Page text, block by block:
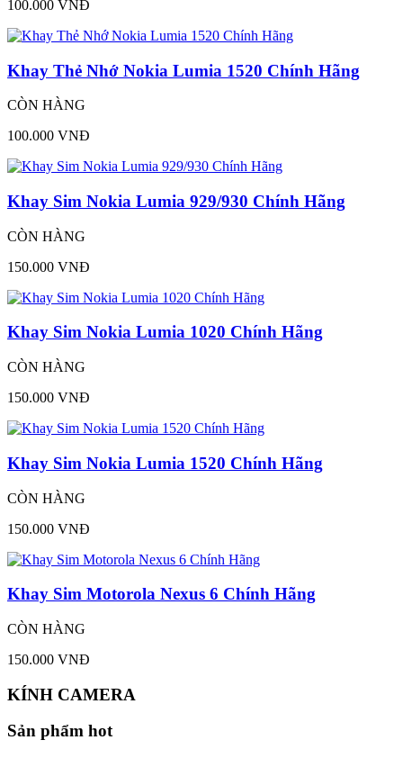
100.000 VNĐ
Khay Thẻ Nhớ Nokia Lumia 1520 Chính Hãng
CÒN HÀNG
100.000 VNĐ
Khay Sim Nokia Lumia 929/930 Chính Hãng
CÒN HÀNG
150.000 VNĐ
Khay Sim Nokia Lumia 1020 Chính Hãng
CÒN HÀNG
150.000 VNĐ
Khay Sim Nokia Lumia 1520 Chính Hãng
CÒN HÀNG
150.000 VNĐ
Khay Sim Motorola Nexus 6 Chính Hãng
CÒN HÀNG
150.000 VNĐ
KÍNH CAMERA
Sản phẩm hot